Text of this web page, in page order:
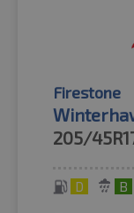
Firestone
205/
D B